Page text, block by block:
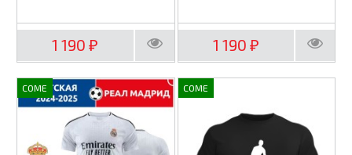
1 190₽ 1 190 ₽
COME COME